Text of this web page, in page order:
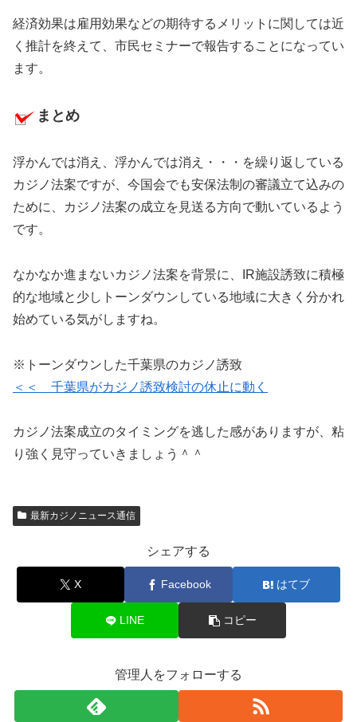
経済効果は雇用効果などの期待するメリットに関しては近
く推計を終えて、市民セミナーで報告することになってい
ます。
まとめ
浮かんでは消え、浮かんでは消え・・・を繰り返している
カジノ法案ですが、今国会でも安保法制の審議立て込みの
ために、カジノ法案の成立を見送る方向で動いているよう
です。
なかなか進まないカジノ法案を背景に、IR施設誘致に積極
的な地域と少しトーンダウンしている地域に大きく分かれ
始めている気がしますね。
※トーンダウンした千葉県のカジノ誘致
＜＜ 千葉県がカジノ誘致検討の休止に動く
カジノ法案成立のタイミングを逃した感がありますが、粘
り強く見守っていきましょう＾＾
最新カジノニュース通信
シェアする
X Facebook はてブ
LINE コピー
管理人をフォローする